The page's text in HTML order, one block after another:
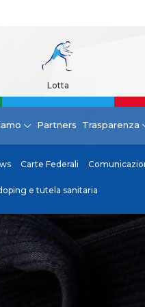
Lotta
Partners Trasparenza
Carte Federali
e tutela sanitaria